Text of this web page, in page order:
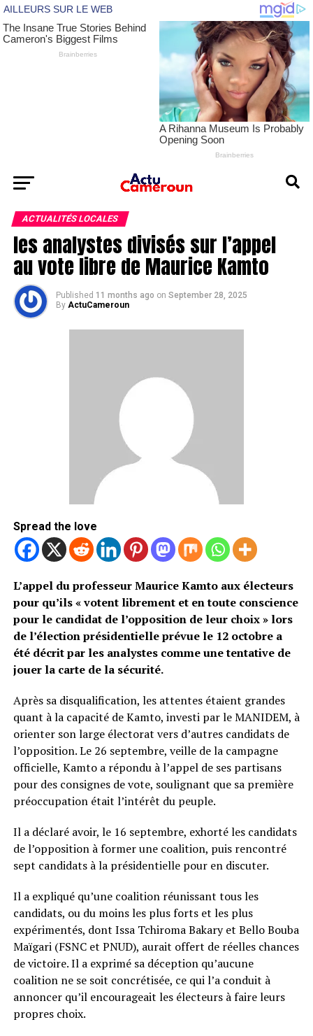
ACTUALITÉS LOCALES
les analystes divisés sur l’appel
au vote libre de Maurice Kamto
Published 11 months ago on September 28, 2025
By ActuCameroun
Spread the love
L’appel du professeur Maurice Kamto aux électeurs
pour qu’ils « votent librement et en toute conscience
pour le candidat de l’opposition de leur choix » lors
de l’élection présidentielle prévue le 12 octobre a
été décrit par les analystes comme une tentative de
jouer la carte de la sécurité.
Après sa disqualification, les attentes étaient grandes
quant à la capacité de Kamto, investi par le MANIDEM, à
orienter son large électorat vers d’autres candidats de
l’opposition. Le 26 septembre, veille de la campagne
officielle, Kamto a répondu à l’appel de ses partisans
pour des consignes de vote, soulignant que sa première
préoccupation était l’intérêt du peuple.
Il a déclaré avoir, le 16 septembre, exhorté les candidats
de l’opposition à former une coalition, puis rencontré
sept candidats à la présidentielle pour en discuter.
Il a expliqué qu’une coalition réunissant tous les
candidats, ou du moins les plus forts et les plus
expérimentés, dont Issa Tchiroma Bakary et Bello Bouba
Maïgari (FSNC et PNUD), aurait offert de réelles chances
de victoire. Il a exprimé sa déception qu’aucune
coalition ne se soit concrétisée, ce qui l’a conduit à
annoncer qu’il encourageait les électeurs à faire leurs
propres choix.